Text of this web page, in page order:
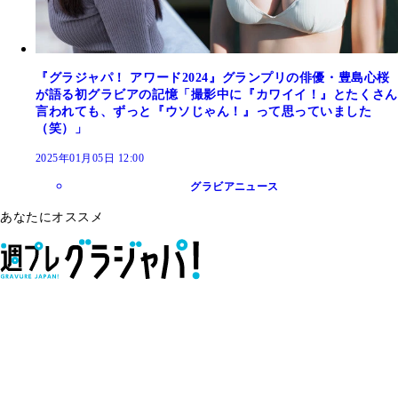
『グラジャパ！ アワード2024』グランプリの俳優・豊島心桜
が語る初グラビアの記憶「撮影中に『カワイイ！』とたくさん
言われても、ずっと『ウソじゃん！』って思っていました
（笑）」
2025年01月05日 12:00
グラビアニュース
あなたにオススメ